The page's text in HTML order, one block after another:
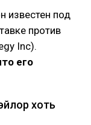
известен под
против
Inc).
его
хоть